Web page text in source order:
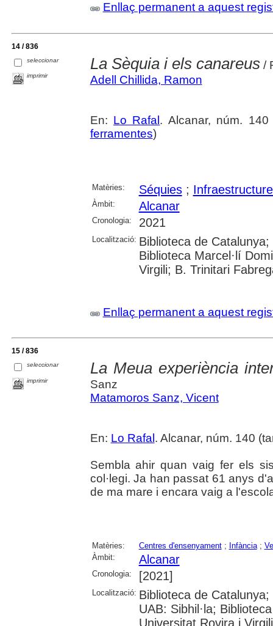
Enllaç permanent a aquest
14 / 836
seleccionar
imprimir
La Sèquia i els canareus/
Adell Chillida, Ramon
En: Lo Rafal. Alcanar, núm.
ferramentes)
Matèries: Séquies;
Àmbit: Alcanar
Cronologia: 2021
Localització: Biblioteca de
Biblioteca Marcel·lí
Virgili; B. Trinitari
Enllaç permanent a aquest
15 / 836
seleccionar
imprimir
La Meua experiència
Sanz
Matamoros Sanz, Vicent
En: Lo Rafal. Alcanar, núm. 140
Sembla ahir quan vaig fer els
col·legi. Ja han passat 61 anys
de ma mare i encara vaig a
Matèries: Centres d'ensenyament; Infància;
Àmbit:
Alcanar
Cronologia: [2021]
Localització: Biblioteca de
UAB: Sibhil·la;
Universitat Rovira i